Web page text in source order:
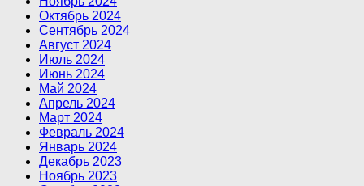
Октябрь 2024
Сентябрь 2024
Август 2024
Июль 2024
Июнь 2024
Май 2024
Апрель 2024
Март 2024
Февраль 2024
Январь 2024
Декабрь 2023
Ноябрь 2023